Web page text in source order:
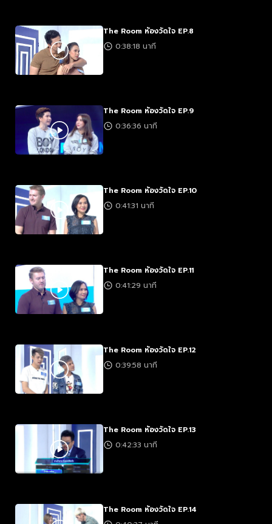
The Room ห้องวัดใจ EP.8
0:38:18 นาที
The Room ห้องวัดใจ EP.9
0:36:36 นาที
The Room ห้องวัดใจ EP.10
0:41:31 นาที
The Room ห้องวัดใจ EP.11
0:41:29 นาที
The Room ห้องวัดใจ EP.12
0:39:58 นาที
The Room ห้องวัดใจ EP.13
0:42:33 นาที
The Room ห้องวัดใจ EP.14